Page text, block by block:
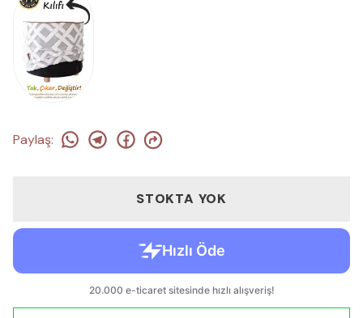
Paylaş:
STOKTA YOK